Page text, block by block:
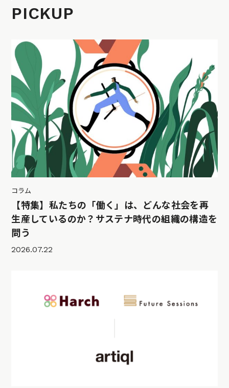
PICKUP
コラム
【特集】私たちの「働く」は、どんな社会を再
生産しているのか？サステナ時代の組織の構造を
問う
2026.07.22